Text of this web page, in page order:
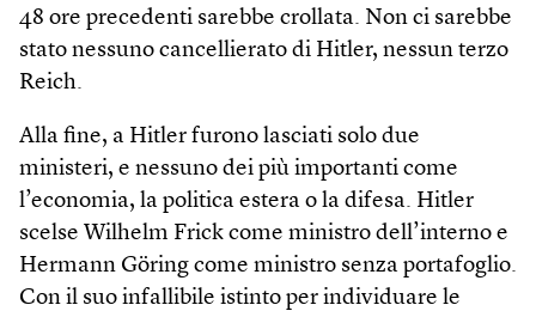
48 ore precedenti sarebbe crollata. Non ci sarebbe
stato nessuno cancellierato di Hitler, nessun terzo
Reich.
Alla fine, a Hitler furono lasciati solo due
ministeri, e nessuno dei più importanti come
l’economia, la politica estera o la difesa. Hitler
scelse Wilhelm Frick come ministro dell’interno e
Hermann Göring come ministro senza portafoglio.
Con il suo infallibile istinto per individuare le